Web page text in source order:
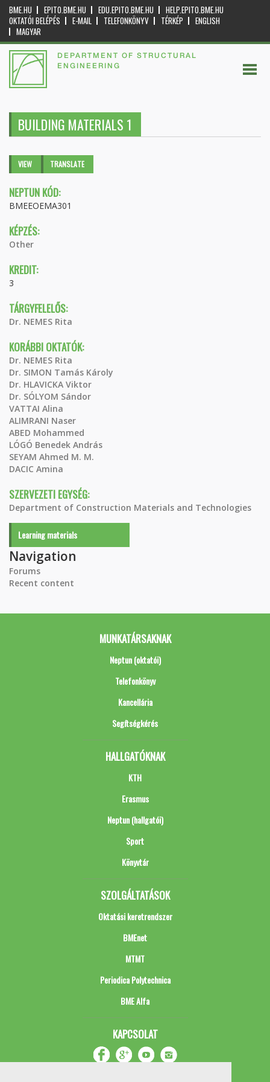
BME.HU EPITO.BME.HU EDU.EPITO.BME.HU
HELP.EPITO.BME.HU
OKTATÓI BELÉPÉS
E-MAIL TELEFONKÖNYV TÉRKÉP
ENGLISH
MAGYAR
DEPARTMENT OF STRUCTURAL
ENGINEERING
BUILDING MATERIALS 1
Primary tabs
VIEW (ACTIVETRANSLATE
NEPTUN KÓD:
BMEEOEMA301
KÉPZÉS:
Other
KREDIT:
3
TÁRGYFELELŐS:
Dr. NEMES Rita
KORÁBBI OKTATÓK:
Dr. NEMES Rita
Dr. SIMON Tamás Károly
Dr. HLAVICKA Viktor
Dr. SÓLYOM Sándor
VATTAI Alina
ALIMRANI Naser
ABED Mohammed
LÓGÓ Benedek András
SEYAM Ahmed M. M.
DACIC Amina
SZERVEZETI EGYSÉG:
Department of Construction Materials and Technologies
Learning materials
Navigation
Forums
Recent content
MUNKATÁRSAKNAK
Neptun (oktatói)
Telefonkönyv
Kancellária
Segítségkérés
HALLGATÓKNAK
KTH
Erasmus
Neptun (hallgatói)
Sport
Könyvtár
SZOLGÁLTATÁSOK
Oktatási keretrendszer
BMEnet
MTMT
Periodica Polytechnica
BME Alfa
KAPCSOLAT